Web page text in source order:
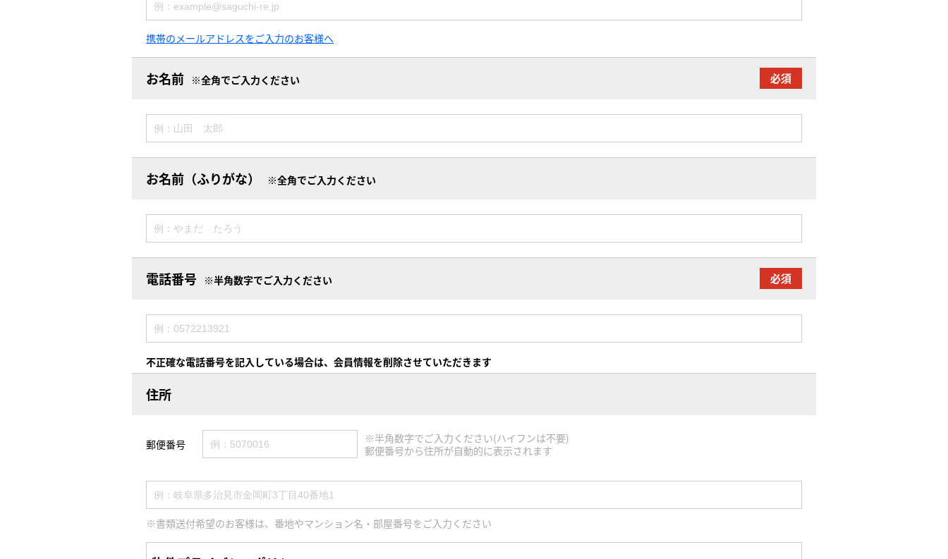
携帯のメールアドレスをご入力のお客様へ
お名前 ※全角でご入力ください
お名前（ふりがな） ※全角でご入力ください
電話番号 ※半角数字でご入力ください
不正確な電話番号を記入している場合は、会員情報を削除させていただきます
住所
郵便番号
※半角数字でご入力ください(ハイフンは不要)
郵便番号から住所が自動的に表示されます
※書類送付希望のお客様は、番地やマンション名・部屋番号をご入力ください